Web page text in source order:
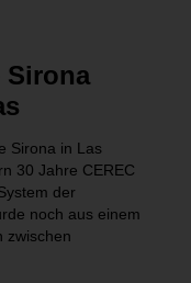
Sirona
Sirona in Las
30 Jahre CEREC
der
noch aus einem
zwischen